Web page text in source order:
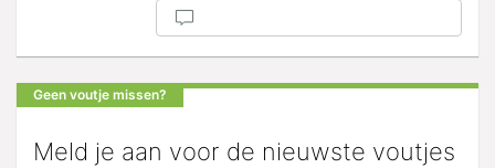
Geen voutje missen?
Meld je aan voor de nieuwste voutjes